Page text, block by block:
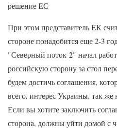
решение ЕС
При этом представитель ЕК
стороне понадобится еще 2-3
"Северный поток-2" начал
российскую сторону за стол
будем достичь соглашения,
всего, интерес Украины, так же
Если вы хотите заключить
сторона, должны уйти домой с